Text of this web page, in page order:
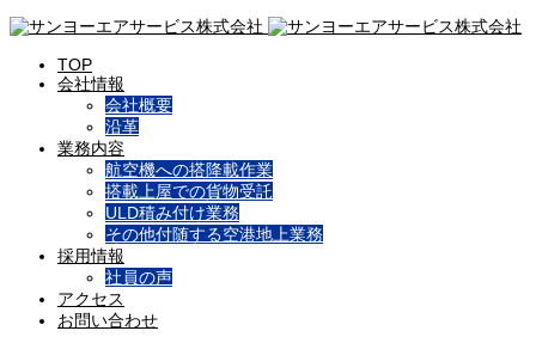
TOP
会社情報
会社概要
沿革
業務内容
航空機への搭降載作業
搭載上屋での貨物受託
ULD積み付け業務
その他付随する空港地上業務
採用情報
社員の声
アクセス
お問い合わせ